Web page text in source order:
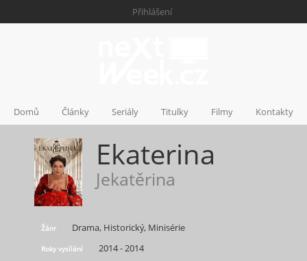
Přihlášení
Domů Články Seriály Titulky Filmy Kontakty
Ekaterina
Jekatěrina
Žánr Drama, Historický, Minisérie
Roky vysílání 2014 - 2014